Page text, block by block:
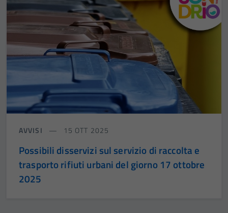
AVVISI 15 OTT 2025
Possibili disservizi sul servizio di raccolta e
trasporto rifiuti urbani del giorno 17 ottobre
2025